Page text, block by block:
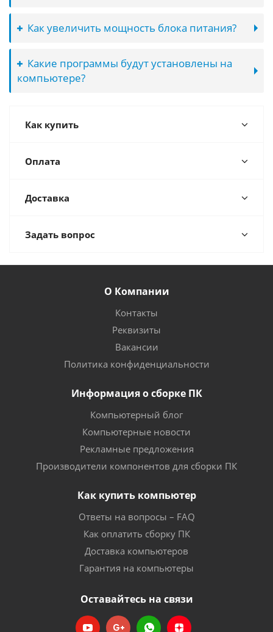
Как увеличить мощность блока питания?
Какие программы будут установлены на
компьютере?
Как купить
Оплата
Доставка
Задать вопрос
О Компании
Контакты
Реквизиты
Вакансии
Политика конфиденциальности
Информация о сборке ПК
Компьютерный блог
Компьютерные новости
Рекламные предложения
Производители компонентов для сборки ПК
Как купить компьютер
Ответы на вопросы – FAQ
Как оплатить сборку ПК
Доставка компьютеров
Гарантия на компьютеры
Оставайтесь на связи